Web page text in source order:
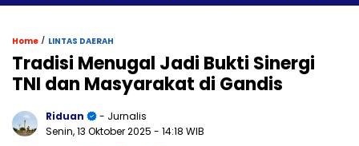
Home / LINTAS DAERAH
Tradisi Menugal Jadi Bukti Sinergi
TNI dan Masyarakat di Gandis
Riduan
- Jurnalis
Senin, 13 Oktober 2025 - 14:18 WIB